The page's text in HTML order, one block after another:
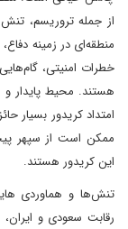
از جمله تروریسم،
منطقه‌ای در زمینه
خطرات امنیتی،
هستند. محیط پایدار
امتداد کریدور بسیار
ممکن است از سپهر
این کریدور هستند.
تنش‌ها و هماوردی
رقابت سعودی و